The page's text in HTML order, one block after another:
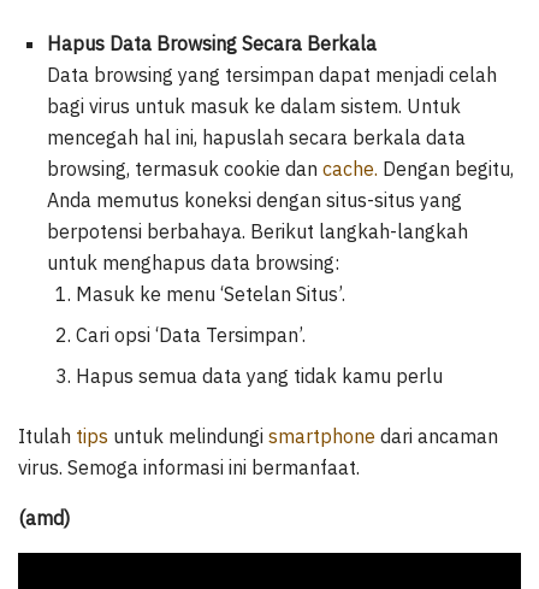
Hapus Data Browsing Secara Berkala
Data browsing yang tersimpan dapat menjadi celah
bagi virus untuk masuk ke dalam sistem. Untuk
mencegah hal ini, hapuslah secara berkala data
browsing, termasuk cookie dan cache. Dengan begitu,
Anda memutus koneksi dengan situs-situs yang
berpotensi berbahaya. Berikut langkah-langkah
untuk menghapus data browsing:
Masuk ke menu ‘Setelan Situs’.
Cari opsi ‘Data Tersimpan’.
Hapus semua data yang tidak kamu perlu
Itulah tips untuk melindungi smartphone dari ancaman
virus. Semoga informasi ini bermanfaat.
(amd)